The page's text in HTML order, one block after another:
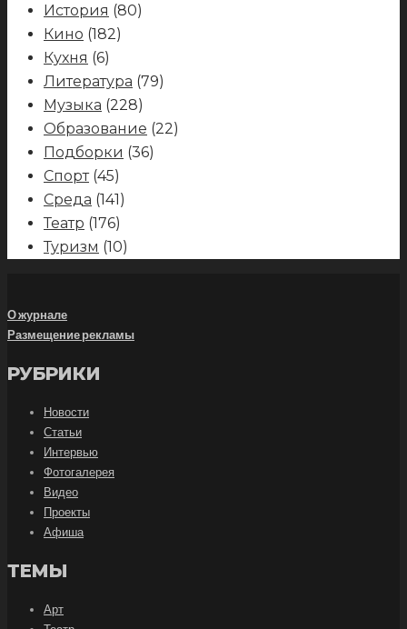
История (80)
Кино (182)
Кухня (6)
Литература (79)
Музыка (228)
Образование (22)
Подборки (36)
Спорт(45)
Среда (141)
Театр (176)
Туризм (10)
О журнале
Размещение рекламы
РУБРИКИ
Новости
Статьи
Интервью
Фотогалерея
Видео
Проекты
Афиша
ТЕМЫ
Арт